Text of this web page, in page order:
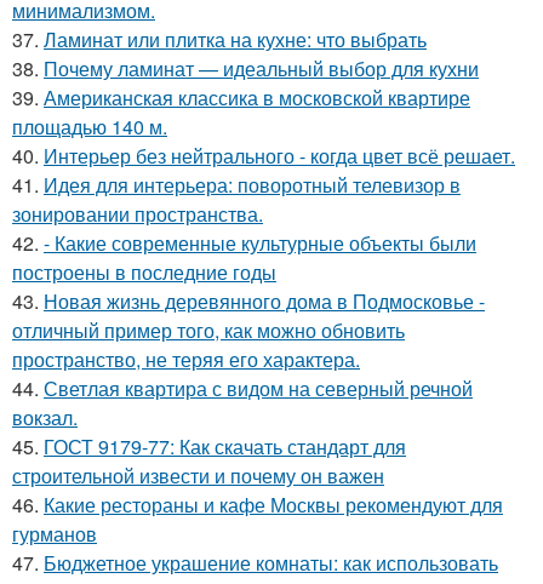
минимализмом.
37. Ламинат или плитка на кухне: что выбрать
38. Почему ламинат — идеальный выбор для кухни
39. Американская классика в московской квартире
площадью 140 м.
40. Интерьер без нейтрального - когда цвет всё решает.
41. Идея для интерьера: поворотный телевизор в
зонировании пространства.
42. - Какие современные культурные объекты были
построены в последние годы
43. Новая жизнь деревянного дома в Подмосковье -
отличный пример того, как можно обновить
пространство, не теряя его характера.
44. Светлая квартира с видом на северный речной
вокзал.
45. ГОСТ 9179-77: Как скачать стандарт для
строительной извести и почему он важен
46. Какие рестораны и кафе Москвы рекомендуют для
гурманов
47. Бюджетное украшение комнаты: как использовать